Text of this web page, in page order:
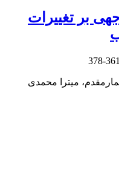
بر تغییرات
361-378
میترا محمدی